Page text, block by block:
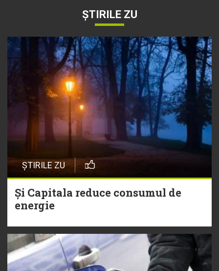
ȘTIRILE ZU
ȘTIRILE ZU
Și Capitala reduce consumul de
energie